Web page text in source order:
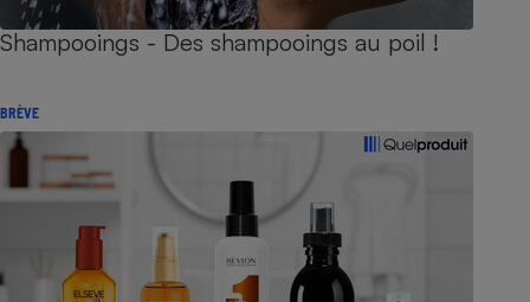
Shampooings - Des shampooings au poil !
BRÈVE